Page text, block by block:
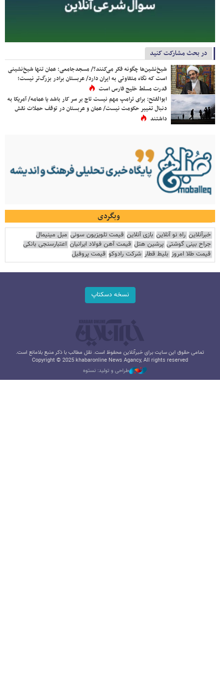
در بحث مشارکت کنید
شیخ‌نشین‌ها چگونه فکر می‌کنند؟/ مسجدجامعی: عمان تنها شیخ‌نشینی
است که نگاه متفاوتی به ایران دارد/ عربستان برادر بزرگ‌تر نیست؛
قدرت مسلط خلیج فارس است
ابوالفتح: برای ترامپ مهم نیست تاج بر سر کار باشد یا عمامه/ آمریکا به
دنبال تغییر حکومت نیست/ عمان و عربستان در توقف حملات نقش
داشتند
وبگردی
خبرآنلاین راه نو آنلاین بازی آنلاین قیمت تلویزیون سونی مبل مینیمال
جراح بینی گوشتی پرشین هتل قیمت آهن فولاد ایرانیان اعتبارسنجی بانکی
قیمت طلا امروز بلیط قطار شرکت رادوکو قیمت پروفیل
نسخه دسکتاپ
تمامی حقوق این سایت برای خبرآنلاین محفوظ است. نقل مطالب با ذکر منبع بلامانع است.
Copyright © 2025 khabaronline News Agancy, All rights reserved
طراحی و تولید: نستوه